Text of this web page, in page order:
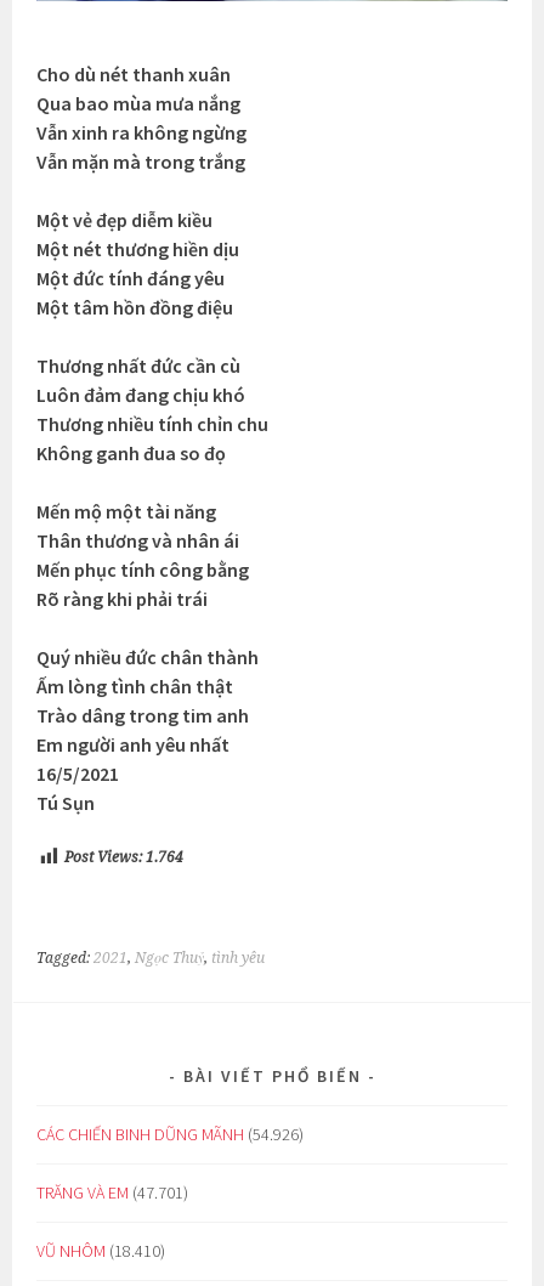
Cho dù nét thanh xuân
Qua bao mùa mưa nắng
Vẫn xinh ra không ngừng
Vẫn mặn mà trong trắng
Một vẻ đẹp diễm kiều
Một nét thương hiền dịu
Một đức tính đáng yêu
Một tâm hồn đồng điệu
Thương nhất đức cần cù
Luôn đảm đang chịu khó
Thương nhiều tính chỉn chu
Không ganh đua so đọ
Mến mộ một tài năng
Thân thương và nhân ái
Mến phục tính công bằng
Rõ ràng khi phải trái
Quý nhiều đức chân thành
Ấm lòng tình chân thật
Trào dâng trong tim anh
Em người anh yêu nhất
16/5/2021
Tú Sụn
Post Views: 1.764
Tagged:2021, Ngọc Thuỷ, tình yêu
BÀI VIẾT PHỔ BIẾN
CÁC CHIẾN BINH DŨNG MÃNH (54.926)
TRĂNG VÀ EM (47.701)
VŨ NHÔM (18.410)